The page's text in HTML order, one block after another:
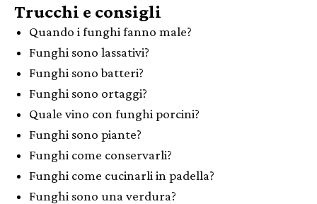
Trucchi e consigli
Quando i funghi fanno male?
Funghi sono lassativi?
Funghi sono batteri?
Funghi sono ortaggi?
Quale vino con funghi porcini?
Funghi sono piante?
Funghi come conservarli?
Funghi come cucinarli in padella?
Funghi sono una verdura?